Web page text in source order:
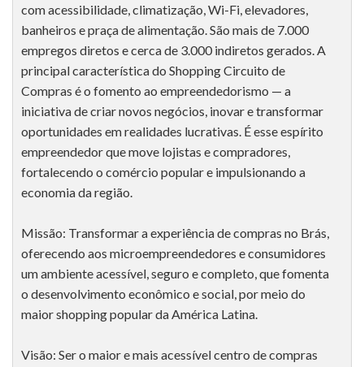
com acessibilidade, climatização, Wi-Fi, elevadores,
banheiros e praça de alimentação. São mais de 7.000
empregos diretos e cerca de 3.000 indiretos gerados. A
principal característica do Shopping Circuito de
Compras é o fomento ao empreendedorismo — a
iniciativa de criar novos negócios, inovar e transformar
oportunidades em realidades lucrativas. É esse espírito
empreendedor que move lojistas e compradores,
fortalecendo o comércio popular e impulsionando a
economia da região.
Missão: Transformar a experiência de compras no Brás,
oferecendo aos microempreendedores e consumidores
um ambiente acessível, seguro e completo, que fomenta
o desenvolvimento econômico e social, por meio do
maior shopping popular da América Latina.
Visão: Ser o maior e mais acessível centro de compras